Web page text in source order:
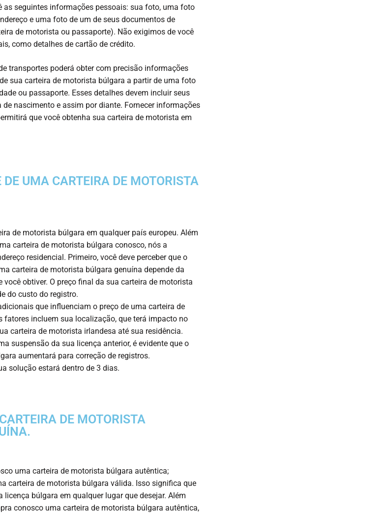
as seguintes informações pessoais: sua foto, uma foto
e uma foto de um de seus documentos de
de motorista ou passaporte). Não exigimos de você
como detalhes de cartão de crédito.
transportes poderá obter com precisão informações
sua carteira de motorista búlgara a partir de uma foto
ou passaporte. Esses detalhes devem incluir seus
de nascimento e assim por diante. Fornecer informações
que você obtenha sua carteira de motorista em
DE UMA CARTEIRA DE MOTORISTA
de motorista búlgara em qualquer país europeu. Além
carteira de motorista búlgara conosco, nós a
residencial. Primeiro, você deve perceber que o
carteira de motorista búlgara genuína depende da
você obtiver. O preço final da sua carteira de motorista
do custo do registro.
que influenciam o preço de uma carteira de
fatores incluem sua localização, que terá impacto no
carteira de motorista irlandesa até sua residência.
suspensão da sua licença anterior, é evidente que o
aumentará para correção de registros.
solução estará dentro de 3 dias.
DE MOTORISTA
uma carteira de motorista búlgara autêntica;
carteira de motorista búlgara válida. Isso significa que
licença búlgara em qualquer lugar que desejar. Além
conosco uma carteira de motorista búlgara autêntica,